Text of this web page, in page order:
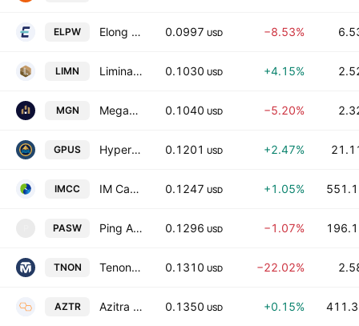
ELPW Elong Power Holding Limited Class A 0.0997 USD −8.53%
LIMN Liminatus Pharma, Inc. Class A 0.1030 USD +4.15%
MGN Megan Holdings Limited Class A 0.1040 USD −5.20%
GPUS Hyperscale Data, Inc. 0.1201 USD +2.47%
IMCC IM Cannabis Corp 0.1247 USD +1.05%
PASW Ping An Biomedical Co., Ltd. Class A 0.1296 USD −1.07%
TNON Tenon Medical, Inc. 0.1310 USD −22.02%
AZTR Azitra Inc 0.1350 USD +0.15%